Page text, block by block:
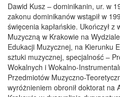
Dawid Kusz – dominikanin, ur. w
zakonu dominikanów wstąpił w
święcenia kapłańskie. Ukończył
Muzyczną w Krakowie na
Edukacji Muzycznej, na Kierunku
sztuki muzycznej, specjalność –
Wokalnych i Wokalno-
Przedmiotów Muzyczno-
wyróżnieniem obronił doktorat na